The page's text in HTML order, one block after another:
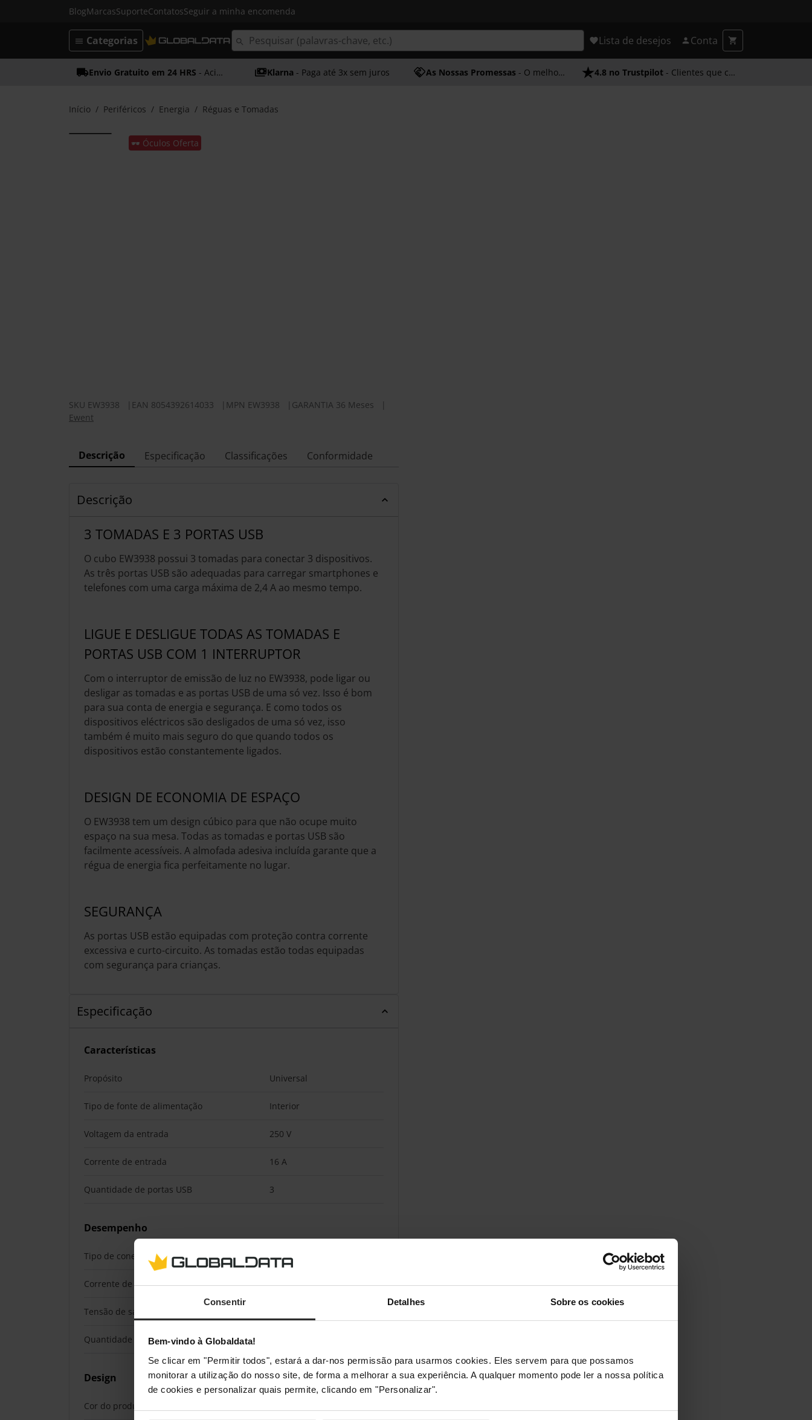
Consentir Detalhes Sobre os cookies
Bem-vindo à Globaldata!
Se clicar em "Permitir todos", estará a dar-nos permissão para usarmos cookies. Eles servem para que possamos
monitorar a utilização do nosso site, de forma a melhorar a sua experiência. A qualquer momento pode ler a nossa política
de cookies e personalizar quais permite, clicando em "Personalizar".
BlogMarcasSuporteContatosSeguir a minha encomenda
Lista de desejos Conta
Categorias
Envio Gratuito em 24 HRS - Acima dos 50€ Klarna - Paga até 3x sem juros As Nossas Promessas - O melhor atendimento 4.8 no Trustpilot - Clientes que confiam em nós
Início Periféricos Energia Réguas e Tomadas
🕶️ Óculos Oferta
SKU EW3938 EAN 8054392614033 MPN EW3938 GARANTIA 36 Meses
Ewent
Descrição Especificação Classificações Conformidade
Descrição
3 TOMADAS E 3 PORTAS USB
O cubo EW3938 possui 3 tomadas para conectar 3 dispositivos.
As três portas USB são adequadas para carregar smartphones e
telefones com uma carga máxima de 2,4 A ao mesmo tempo.
LIGUE E DESLIGUE TODAS AS TOMADAS E
PORTAS USB COM 1 INTERRUPTOR
Com o interruptor de emissão de luz no EW3938, pode ligar ou
desligar as tomadas e as portas USB de uma só vez. Isso é bom
para sua conta de energia e segurança. E como todos os
dispositivos eléctricos são desligados de uma só vez, isso
também é muito mais seguro do que quando todos os
dispositivos estão constantemente ligados.
DESIGN DE ECONOMIA DE ESPAÇO
O EW3938 tem um design cúbico para que não ocupe muito
espaço na sua mesa. Todas as tomadas e portas USB são
facilmente acessíveis. A almofada adesiva incluída garante que a
régua de energia fica perfeitamente no lugar.
SEGURANÇA
As portas USB estão equipadas com proteção contra corrente
excessiva e curto-circuito. As tomadas estão todas equipadas
com segurança para crianças.
Especificação
Características
Propósito Universal
Tipo de fonte de alimentação Interior
Voltagem da entrada 250 V
Corrente de entrada 16 A
Quantidade de portas USB 3
Desempenho
Tipo de conetor USB USB Type-A
Corrente de saída USB 2,4 A
Tensão de saída USB
Quantidade de saídas AC
Design
Cor do produto